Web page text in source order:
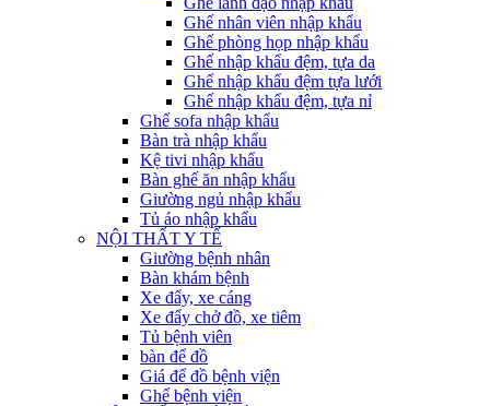
Ghế nhân viên nhập khẩu
Ghế phòng họp nhập khẩu
Ghế nhập khẩu đệm, tựa da
Ghế nhập khẩu đệm tựa lưới
Ghế nhập khẩu đệm, tựa nỉ
Ghế sofa nhập khẩu
Bàn trà nhập khẩu
Kệ tivi nhập khẩu
Bàn ghế ăn nhập khẩu
Giường ngủ nhập khẩu
Tủ áo nhập khẩu
NỘI THẤT Y TẾ
Giường bệnh nhân
Bàn khám bệnh
Xe đẩy, xe cáng
Xe đẩy chở đồ, xe tiêm
Tủ bệnh viên
bàn để đồ
Giá để đồ bệnh viện
Ghế bệnh viện